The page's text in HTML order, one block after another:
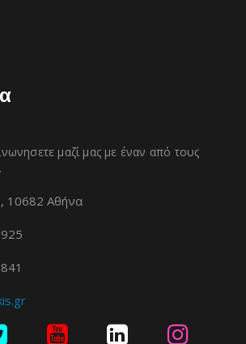
μαζί μας με έναν από τους
10682 Αθήνα